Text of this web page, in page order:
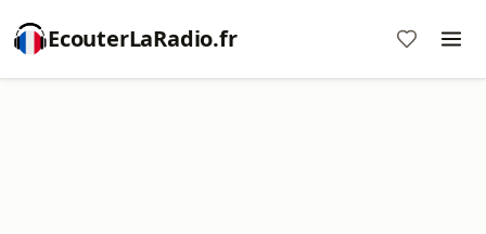
EcouterLaRadio.fr